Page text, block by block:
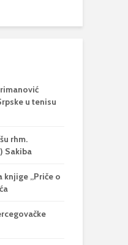
u tenisu
rhm.
Sakiba
knjige „Priče o